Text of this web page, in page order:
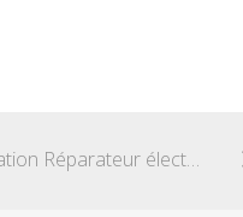
Lettre de motivation Réparateur électroménager